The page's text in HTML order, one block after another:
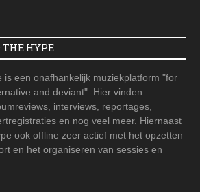
THE HYPE
is een onafhankelijk muziekplatform "for
and deviant". Hier vinden
interviews, reportages,
en nog veel meer. Hiernaast
ook offline zeer actief met het opzetten
en het organiseren van sessies en